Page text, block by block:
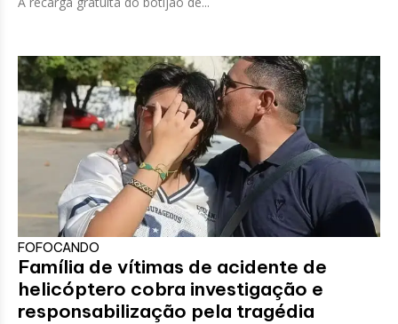
FOFOCANDO
Família de vítimas de acidente de
helicóptero cobra investigação e
responsabilização pela tragédia